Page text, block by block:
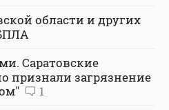
области и других
Саратовские
признали загрязнение
1